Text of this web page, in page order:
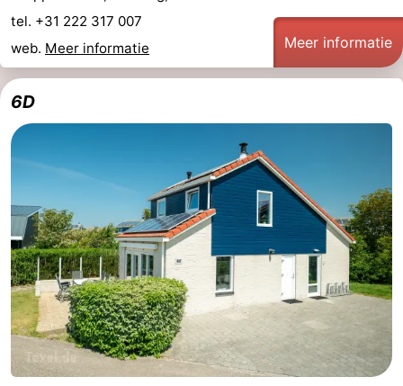
Nieuws
Medische
adressen
Regio
Waddeneilanden
Schiermonnikoog
-
Ameland
-
Terschelling
-
Vlieland
Noord-
tel. +31 222 317 007
web. Meer informatie Meer informatie
6D